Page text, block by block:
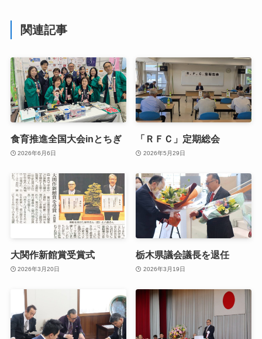
関連記事
食育推進全国大会inとちぎ
2026年6月6日
「ＲＦＣ」定期総会
2026年5月29日
大関作新館賞受賞式
2026年3月20日
栃木県議会議長を退任
2026年3月19日